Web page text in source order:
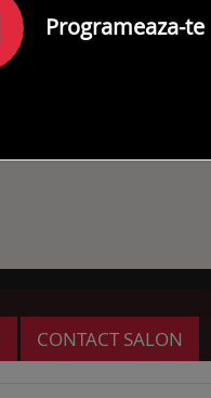
CONTACT SALON
Programeaza-te